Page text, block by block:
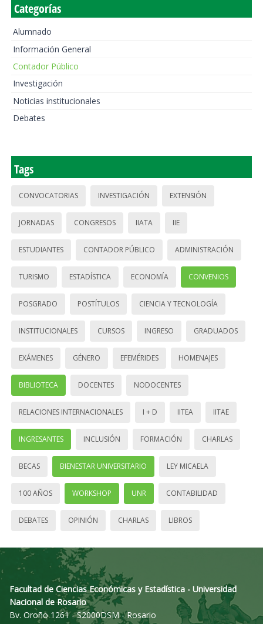
Categorías
Alumnado
Información General
Contador Público
Investigación
Noticias institucionales
Debates
Tags
CONVOCATORIAS INVESTIGACIÓN EXTENSIÓN
JORNADAS CONGRESOS IIATA IIE
ESTUDIANTES CONTADOR PÚBLICO ADMINISTRACIÓN
TURISMO ESTADÍSTICA ECONOMÍA CONVENIOS
POSGRADO POSTÍTULOS CIENCIA Y TECNOLOGÍA
INSTITUCIONALES CURSOS INGRESO GRADUADOS
EXÁMENES GÉNERO EFEMÉRIDES HOMENAJES
BIBLIOTECA DOCENTES NODOCENTES
RELACIONES INTERNACIONALES I + D IITEA IITAE
INGRESANTES INCLUSIÓN FORMACIÓN CHARLAS
BECAS BIENESTAR UNIVERSITARIO LEY MICAELA
100 AÑOS WORKSHOP UNR CONTABILIDAD
DEBATES OPINIÓN CHARLAS LIBROS
Facultad de Ciencias Económicas y Estadística - Universidad
Nacional de Rosario
Bv. Oroño 1261 - S2000DSM - Rosario